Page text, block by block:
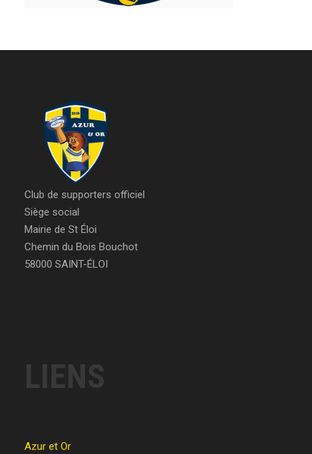
Club de supporters officiel
Siège social
Mairie de St Éloi
Chemin du Bois Bouchot
58000 SAINT-ÉLOI
LIENS
Azur et Or